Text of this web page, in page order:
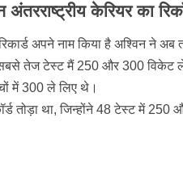
अंतरराष्ट्रीय केरियर का
अपने नाम किया है अश्विन ने
तेज टेस्ट मैं 250 और 300 विकेट लेने
में 300 ले लिए थे।
तोड़ा था, जिन्होंने 48 टेस्ट में